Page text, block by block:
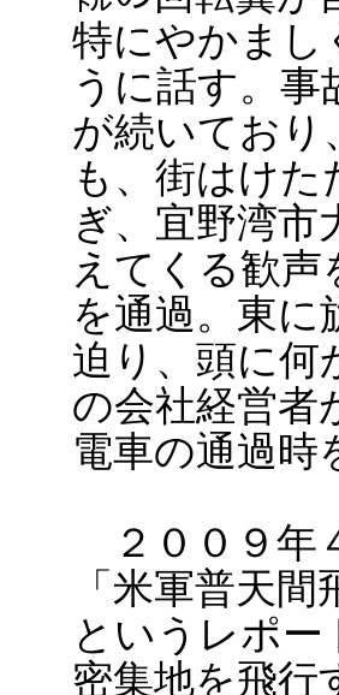
特にやかまし
うに話す。
が続いており
も、街はけ
ぎ、宜野湾市
えてくる歓
を通過。東に
迫り、頭に何
の会社経営者
電車の通過時
２００９年
「米軍普天
というレポ
密集地を飛行